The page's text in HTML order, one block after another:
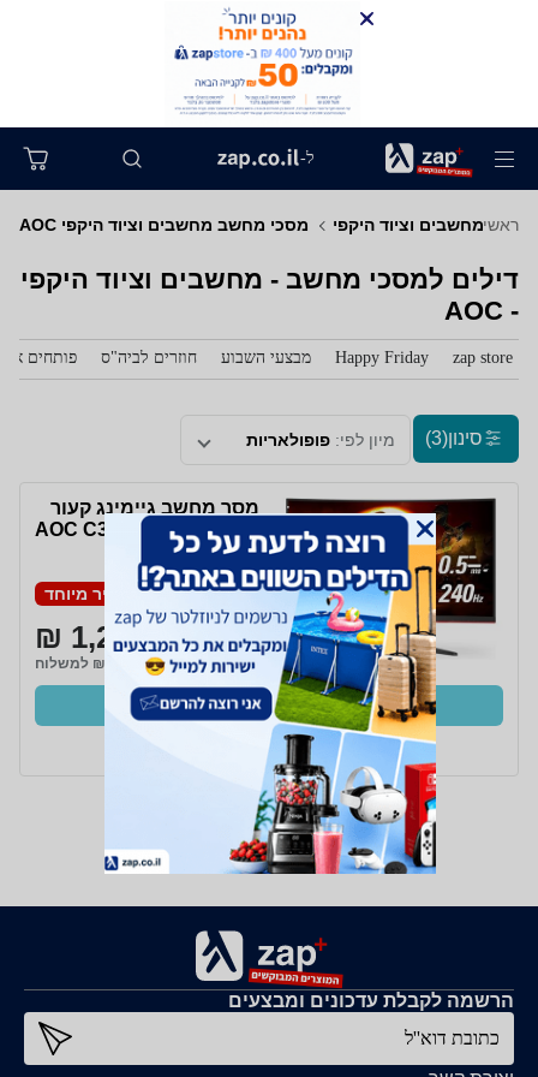
ל-
ראשימחשבים וציוד היקפי מסכי מחשב מחשבים וציוד היקפי AOC
דילים למסכי מחשב - מחשבים וציוד היקפי
- AOC
zap store
Happy Friday מבצעי השבוע חוזרים לביה"ס פותחים את
סינון(3) מיון לפי: פופולאריות
מסך מחשב גיימינג קעור
AOC C32G2ZE 31.5'' Full
HD
מחיר מיוחד
1,217 ₪
₪15 למשלוח
קנו עכשיו
ב- Zap
הרשמה לקבלת עדכונים ומבצעים
כתובת דוא''ל